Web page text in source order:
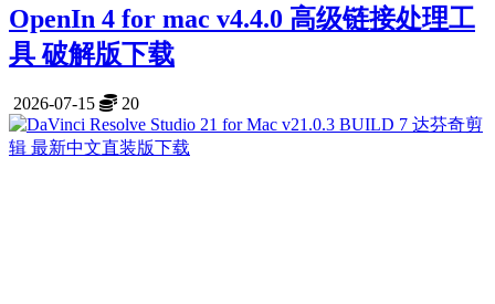
OpenIn 4 for mac v4.4.0 高级链接处理工
具 破解版下载
2026-07-15 20